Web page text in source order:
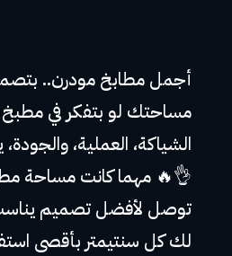
أجمل مطابخ مودرن..
مساحتك لو بتفكر في
الشياكة، العملية، والجودة،
👌🔥 مهما كانت مساحة
توصل لأفضل تصميم
لك كل سنتيمتر بأقصى